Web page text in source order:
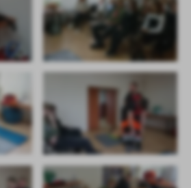
oraz innych dostawców usług.
pośredników prezentujących nasze
ofert, komunikatów mediów